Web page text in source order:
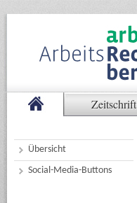
Zeitschrift
Übersicht
Social-Media-Buttons